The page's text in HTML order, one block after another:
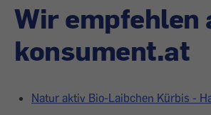
Wir empfehlen
konsument.at
Natur aktiv Bio-Laibchen Kürbis -